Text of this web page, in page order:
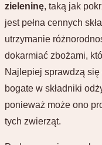
zieleninę, taką jak
jest pełna cennych
utrzymanie
dokarmiać zbożami,
Najlepiej sprawdzą się
bogate w składniki
ponieważ może ono
tych zwierząt.